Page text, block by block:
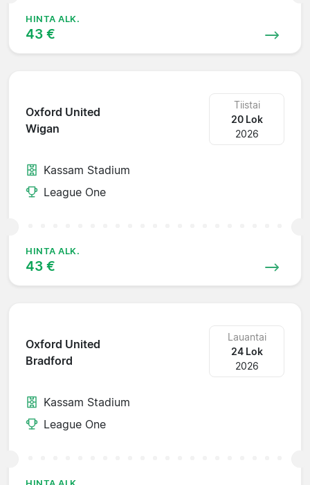
HINTA ALK.
43 €
Oxford United
Wigan
Tiistai
20 Lok
2026
Kassam Stadium
League One
HINTA ALK.
43 €
Oxford United
Bradford
Lauantai
24 Lok
2026
Kassam Stadium
League One